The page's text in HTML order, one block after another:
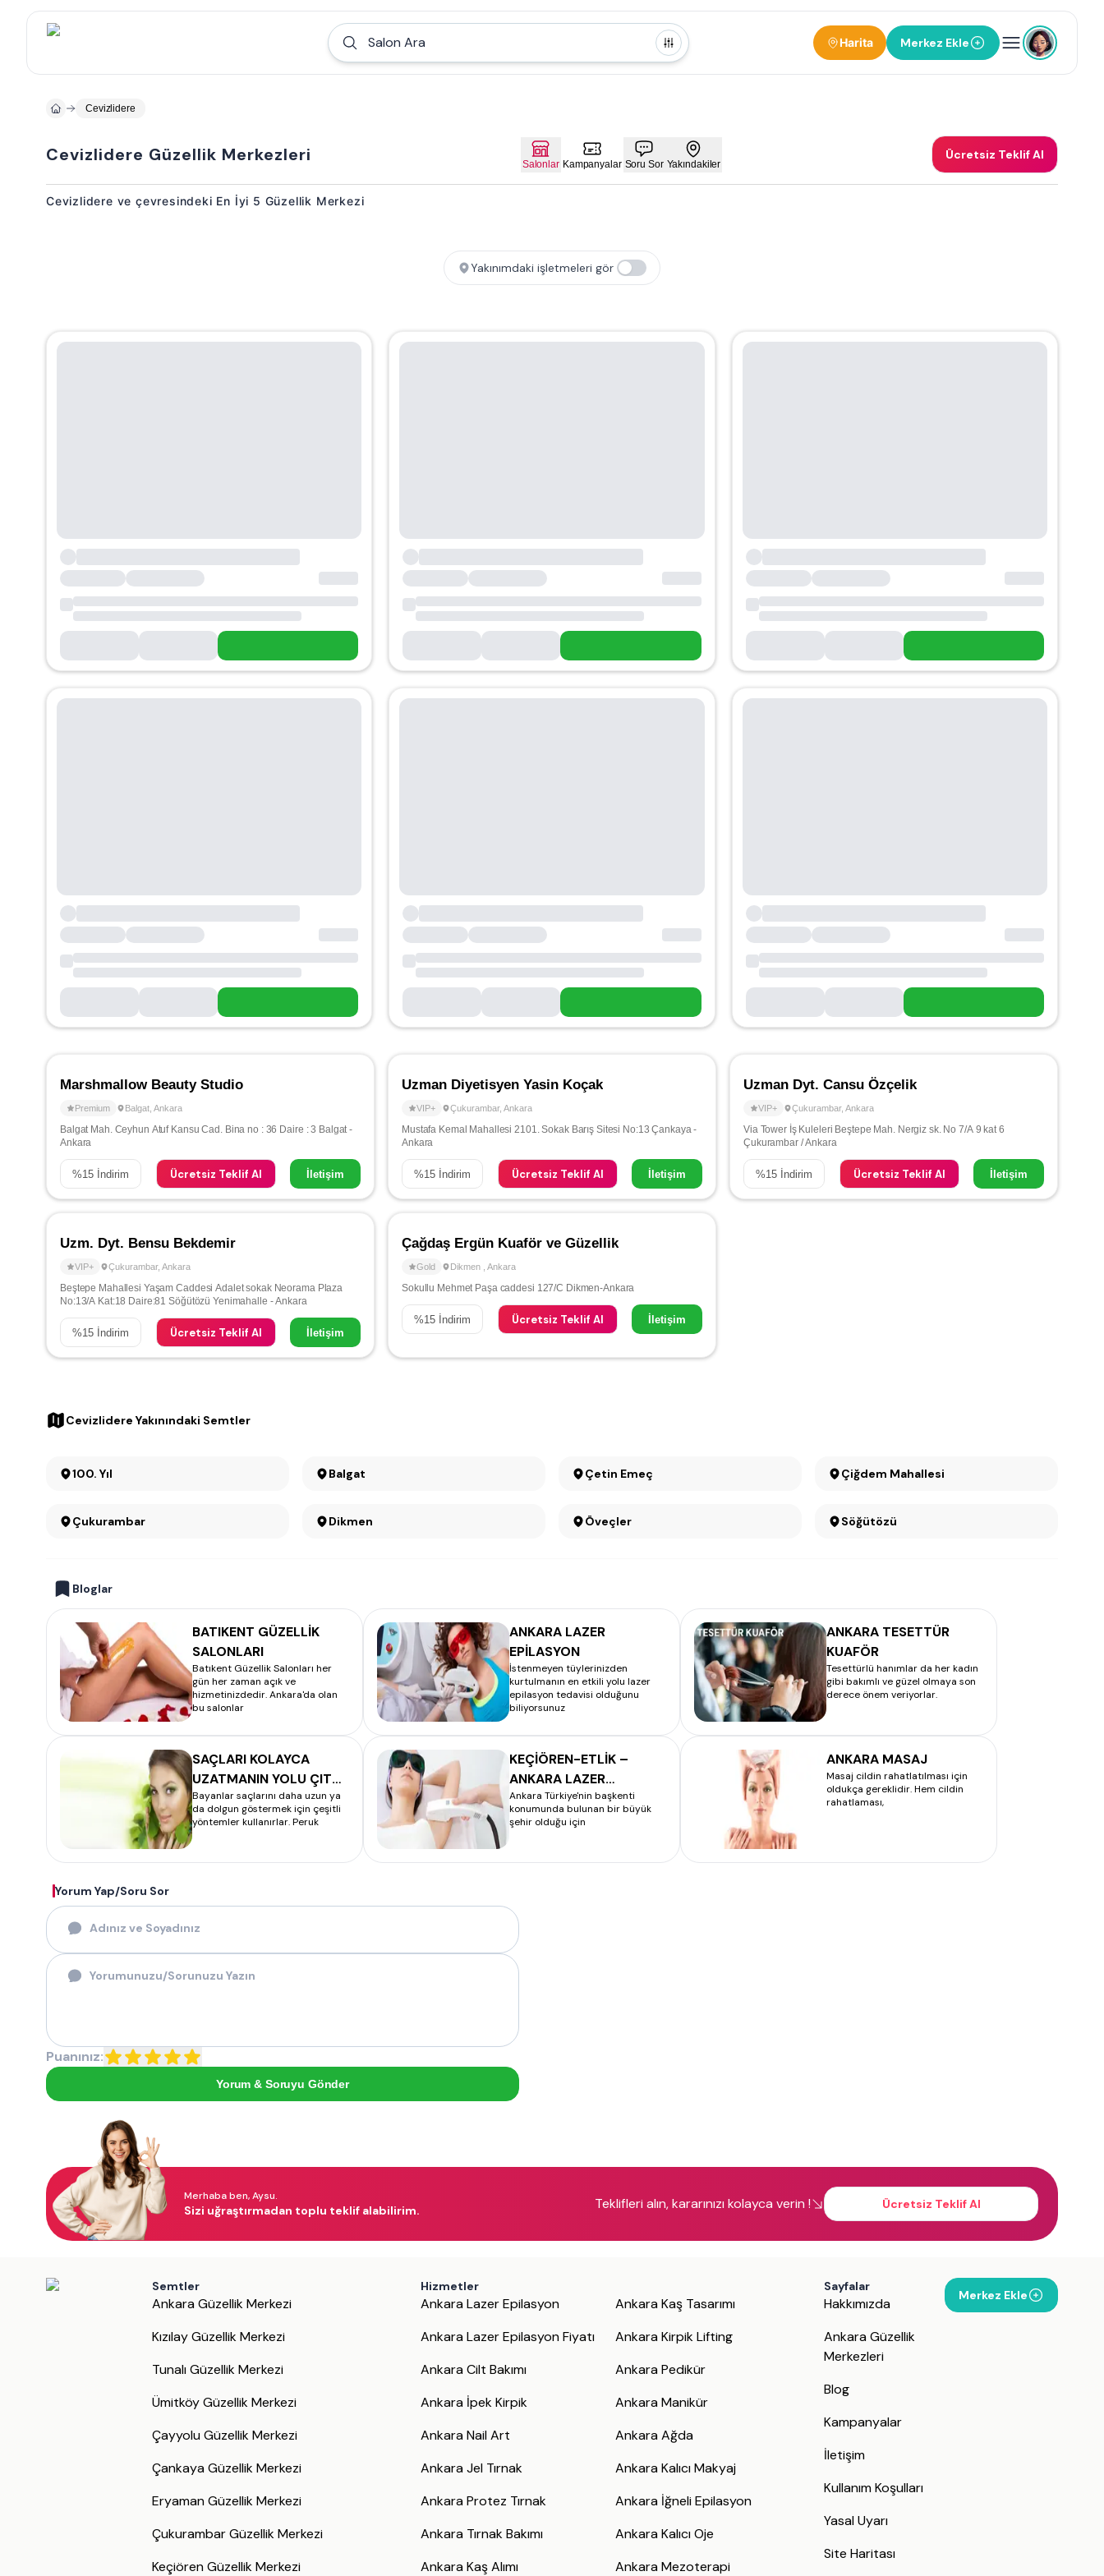
Salon Ara Harita Merkez Ekle
Cevizlidere
Cevizlidere Güzellik Merkezleri Salonlar Kampanyalar Soru Sor Yakındakiler
Ücretsiz Teklif Al
Cevizlidere ve çevresindeki En İyi 5 Güzellik Merkezi
Yakınımdaki işletmeleri gör
Marshmallow Beauty Studio
Premium Balgat Ankara
Balgat Mah. Ceyhun Atuf Kansu Cad. Bina no : 36 Daire : 3 Balgat -
Ankara
%15 İndirim Ücretsiz Teklif Al İletişim
Uzman Diyetisyen Yasin Koçak
VIP+ Çukurambar, Ankara
Mustafa Kemal Mahallesi 2101. Sokak Barış Sitesi No:13 Çankaya -
Ankara
%15 İndirim Ücretsiz Teklif Al İletişim
Uzman Dyt. Cansu Özçelik
VIP+ Çukurambar, Ankara
Via Tower İş Kuleleri Beştepe Mah. Nergiz sk. No 7/A 9 kat 6
Çukurambar / Ankara
%15 İndirim Ücretsiz Teklif Al İletişim
Uzm. Dyt. Bensu Bekdemir
VIP+ Çukurambar, Ankara
Beştepe Mahallesi Yaşam Caddesi Adalet sokak Neorama Plaza
No:13/A Kat:18 Daire:81 Söğütözü Yenimahalle - Ankara
%15 İndirim Ücretsiz Teklif Al İletişim
Çağdaş Ergün Kuaför ve Güzellik
Gold Dikmen Ankara
Sokullu Mehmet Paşa caddesi 127/C Dikmen-Ankara
%15 İndirim Ücretsiz Teklif Al İletişim
Cevizlidere Yakınındaki Semtler
100. Yıl Balgat Çetin Emeç Çiğdem Mahallesi
Çukurambar Dikmen Öveçler Söğütözü
Bloglar
BATIKENT GÜZELLİK
SALONLARI
Batıkent Güzellik Salonları her
gün her zaman açık ve
hizmetinizdedir. Ankara'da olan
bu salonlar
ANKARA LAZER
EPİLASYON
İstenmeyen tüylerinizden
kurtulmanın en etkili yolu lazer
epilasyon tedavisi olduğunu
biliyorsunuz
ANKARA TESETTÜR
KUAFÖR
Tesettürlü hanımlar da her kadın
gibi bakımlı ve güzel olmaya son
derece önem veriyorlar.
SAÇLARI KOLAYCA
UZATMANIN YOLU ÇIT
ÇIT NASIL TAKILIR
Bayanlar saçlarını daha uzun ya
da dolgun göstermek için çeşitli
yöntemler kullanırlar. Peruk
KEÇİÖREN-ETLİK –
ANKARA LAZER
EPİLASYON
Ankara Türkiye'nin başkenti
konumunda bulunan bir büyük
şehir olduğu için
ANKARA MASAJ
Masaj cildin rahatlatılması için
oldukça gereklidir. Hem cildin
rahatlaması,
Yorum Yap/Soru Sor
Puanınız:
Yorum & Soruyu Gönder
Merhaba ben, Aysu.
Sizi uğraştırmadan toplu teklif alabilirim. Teklifleri alın, kararınızı kolayca verin ! Ücretsiz Teklif Al
Semtler
Ankara Güzellik Merkezi
Kızılay Güzellik Merkezi
Tunalı Güzellik Merkezi
Ümitköy Güzellik Merkezi
Çayyolu Güzellik Merkezi
Çankaya Güzellik Merkezi
Eryaman Güzellik Merkezi
Çukurambar Güzellik Merkezi
Keçiören Güzellik Merkezi
Hizmetler
Ankara Lazer Epilasyon
Ankara Lazer Epilasyon Fiyatı
Ankara Cilt Bakımı
Ankara İpek Kirpik
Ankara Nail Art
Ankara Jel Tırnak
Ankara Protez Tırnak
Ankara Tırnak Bakımı
Ankara Kaş Alımı
Ankara Kaş Tasarımı
Ankara Kirpik Lifting
Ankara Pedikür
Ankara Manikür
Ankara Ağda
Ankara Kalıcı Makyaj
Ankara İğneli Epilasyon
Ankara Kalıcı Oje
Ankara Mezoterapi
Sayfalar
Hakkımızda
Ankara Güzellik
Merkezleri
Blog
Kampanyalar
İletişim
Kullanım Koşulları
Yasal Uyarı
Site Haritası
Merkez Ekle